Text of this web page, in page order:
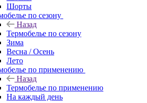
Шорты
по сезону
Назад
Термобелье по сезону
Зима
Весна / Осень
Лето
по применению
Назад
Термобелье по применению
На каждый день